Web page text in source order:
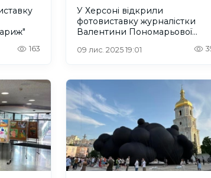
163
У Херсоні відкрили
фотовиставку журналістки
Валентини Пономарьової
09 лис. 2025 19:01